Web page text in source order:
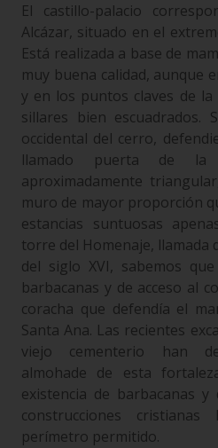
El castillo-palacio
Alcázar, situado en el
Está realizada a base de
muy buena calidad, aunque
y en los puntos claves de
sillares bien escuadrados.
occidental del cerro,
llamado puerta de la
aproximadamente
muro de mayor proporción
estancias suntuosas
torre del Homenaje, llamada
del siglo XVI, sabemos
barbacanas y de acceso al
coracha que defendía el
Santa Ana. Las recientes
viejo cementerio han
almohade de esta
existencia de barbacanas
construcciones
perímetro permitido.